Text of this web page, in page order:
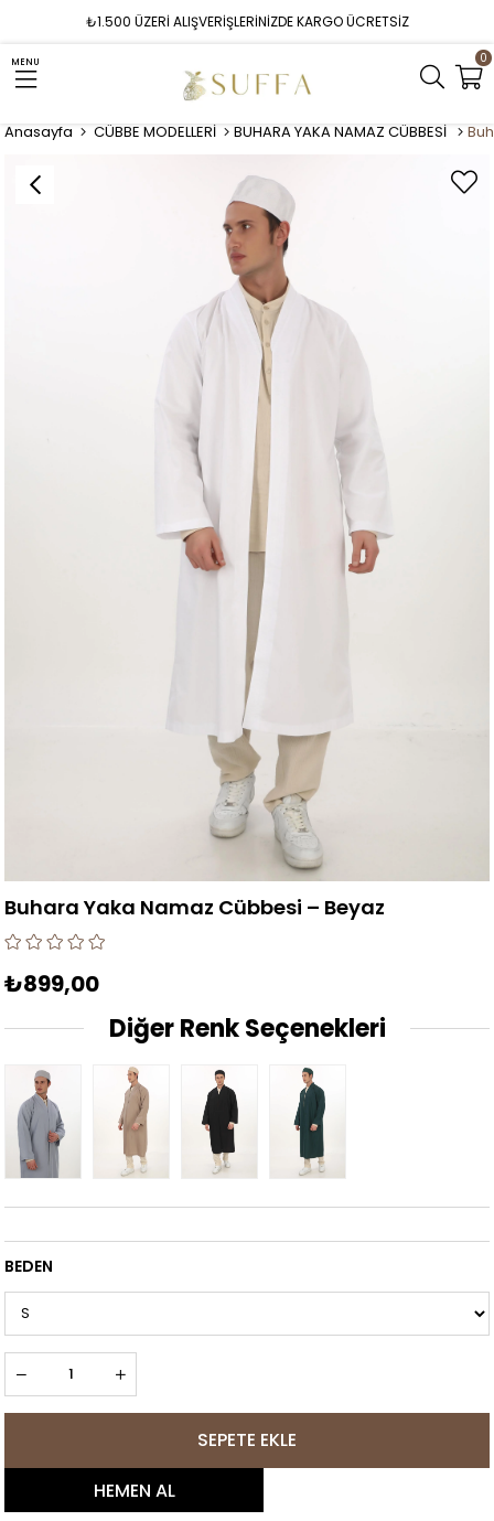
₺1.500 ÜZERİ ALIŞVERİŞLERİNİZDE KARGO ÜCRETSİZ
MENU 0
Anasayfa CÜBBE MODELLERİ BUHARA YAKA NAMAZ CÜBBESİ
Buhara Yaka Namaz Cübbesi – Beyaz
₺899,00
Diğer Renk Seçenekleri
BEDEN